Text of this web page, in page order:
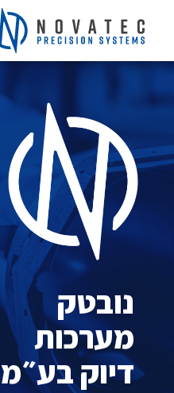
נובטק
מערכות
דיוק בע״מ